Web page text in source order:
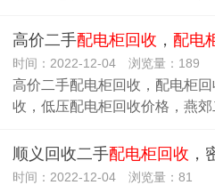
高价二手配电柜回收 ， 配电
时间：2022-12-04 浏览量：189
高价二手配电柜回收，配电柜
收，低压配电柜回收价格，燕
顺义回收二手配电柜回收 ，
时间：2022-12-04 浏览量：81